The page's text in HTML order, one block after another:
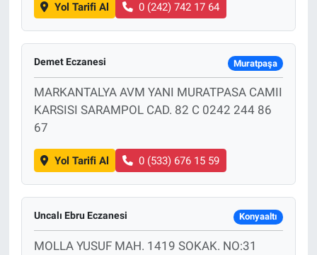
Yol Tarifi Al 0 (242) 742 17 64
Demet Eczanesi Muratpaşa
MARKANTALYA AVM YANI MURATPASA CAMII
KARSISI SARAMPOL CAD. 82 C 0242 244 86
67
Yol Tarifi Al 0 (533) 676 15 59
Uncalı Ebru Eczanesi Konyaaltı
MOLLA YUSUF MAH. 1419 SOKAK. NO:31